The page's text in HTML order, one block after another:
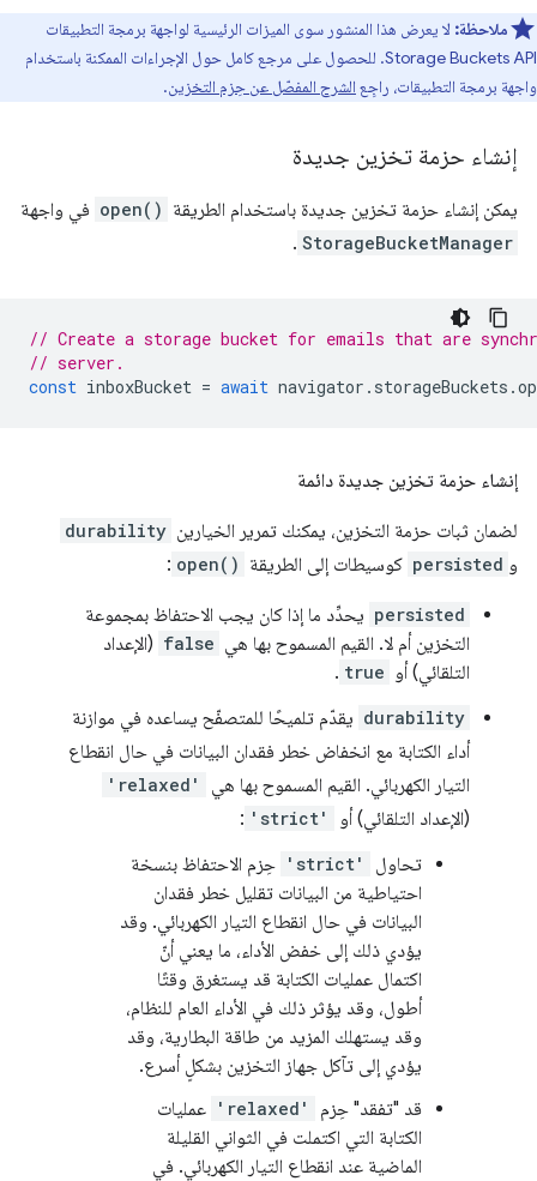
ملاحظة: لا يعرض هذا المنشور سوى الميزات الرئيسية لواجهة برمجة التطبيقات
Storage Buckets API. للحصول على مرجع كامل حول الإجراءات الممكنة باستخدام
واجهة برمجة التطبيقات، راجِع الشرح المفصّل عن حِزم التخزين.
إنشاء حزمة تخزين جديدة
يمكن إنشاء حزمة تخزين جديدة باستخدام الطريقة open() في واجهة
StorageBucketManager
.
// Create a storage bucket for emails that are
// server.
const inboxBucket = await navigator . storageBuckets .
إنشاء حزمة تخزين جديدة دائمة
لضمان ثبات حزمة التخزين، يمكنك تمرير الخيارين durability
و persisted كوسيطات إلى الطريقة open()
:
persisted يحدِّد ما إذا كان يجب الاحتفاظ بمجموعة
التخزين أم لا. القيم المسموح بها هي false (الإعداد
التلقائي) أو true
.
durability يقدّم تلميحًا للمتصفّح يساعده في موازنة
أداء الكتابة مع انخفاض خطر فقدان البيانات في حال انقطاع
التيار الكهربائي. القيم المسموح بها هي
'relaxed'
(الإعداد التلقائي) أو 'strict'
:
تحاول
'strict' حِزم الاحتفاظ بنسخة
احتياطية من البيانات تقليل خطر فقدان
البيانات في حال انقطاع التيار الكهربائي. وقد
يؤدي ذلك إلى خفض الأداء، ما يعني أنّ
اكتمال عمليات الكتابة قد يستغرق وقتًا
أطول، وقد يؤثر ذلك في الأداء العام للنظام،
وقد يستهلك المزيد من طاقة البطارية، وقد
يؤدي إلى تآكل جهاز التخزين بشكلٍ أسرع.
قد "تفقد" حِزم
'relaxed' عمليات
الكتابة التي اكتملت في الثواني القليلة
الماضية عند انقطاع التيار الكهربائي. في